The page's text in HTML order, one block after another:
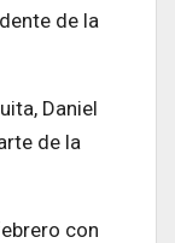
de la
Daniel
de la
con